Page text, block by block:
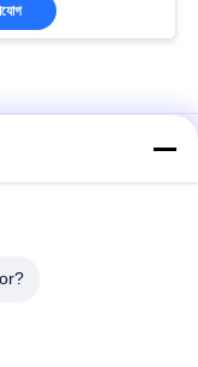
7.5kw 10hp Air